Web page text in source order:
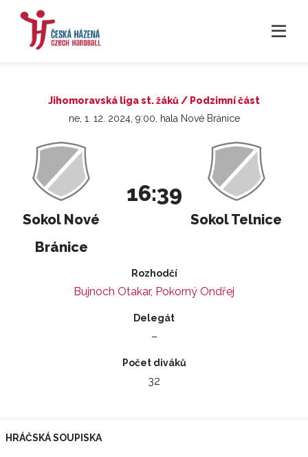
Jihomoravská liga st. žáků / Podzimní část
ne, 1. 12. 2024, 9:00, hala Nové Bránice
Sokol Nové
Bránice
16:39
Sokol Telnice
Rozhodčí
Bujnoch Otakar, Pokorný Ondřej
Delegát
–
Počet diváků
32
HRÁČSKÁ SOUPISKA